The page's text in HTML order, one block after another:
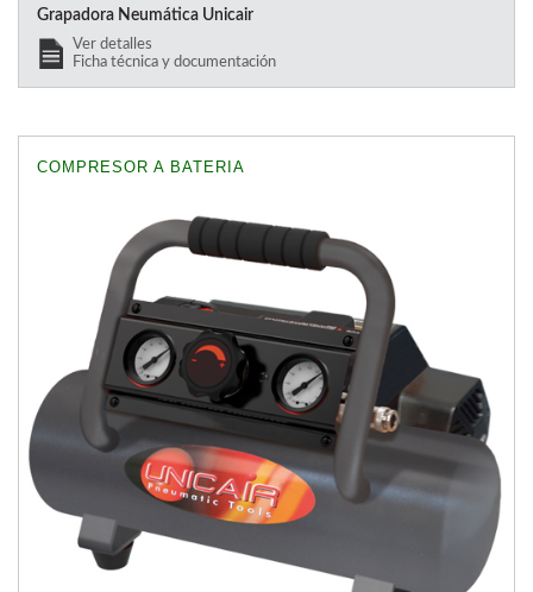
Grapadora Neumática Unicair
Ver detalles
Ficha técnica y documentación
COMPRESOR A BATERIA